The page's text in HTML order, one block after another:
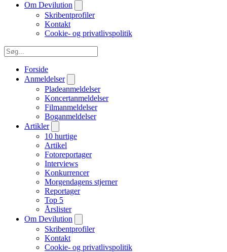
Om Devilution
Skribentprofiler
Kontakt
Cookie- og privatlivspolitik
Forside
Anmeldelser
Pladeanmeldelser
Koncertanmeldelser
Filmanmeldelser
Boganmeldelser
Artikler
10 hurtige
Artikel
Fotoreportager
Interviews
Konkurrencer
Morgendagens stjerner
Reportager
Top 5
Årslister
Om Devilution
Skribentprofiler
Kontakt
Cookie- og privatlivspolitik